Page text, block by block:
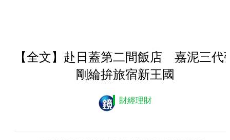
【全文】赴日蓋第二間飯店 嘉泥三代
剛綸拚旅宿新王國
財經理財